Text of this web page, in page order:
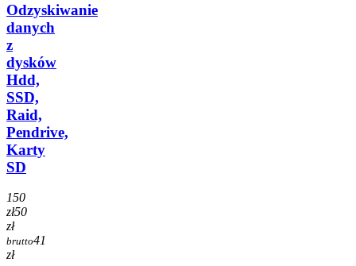
Odzyskiwanie
danych
z
dysków
Hdd,
SSD,
Raid,
Pendrive,
Karty
SD
150
zł50
zł
brutto41
zł